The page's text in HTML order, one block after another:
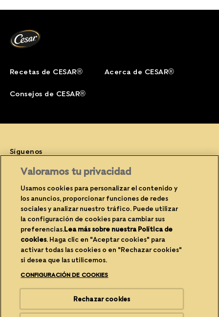
Recetas de CESAR® Acerca de CESAR®
Consejos de CESAR®
Síguenos
Privacidad(opens in new window) Cookies(opens in new window)
Avisos legales(opens in new window)Contacte con nosotros
Propietario del sitio Accesibilidad (opens in new window)
Reciclabilidad del envase(opens in new window)
Configuración de cookies
Carreras(opens in new window)
®/TM Cesar. Marca Comercial de Mars España y sus filiales.© 2026
Valoramos tu privacidad
Usamos cookies para personalizar el contenido y
los anuncios, proporcionar funciones de redes
sociales y analizar nuestro tráfico. Puede utilizar
la configuración de cookies para cambiar sus
preferencias.Lea más sobre nuestra Política de
cookies(opens in a new tab)
. Haga clic en "Aceptar cookies" para
activar todas las cookies o en "Rechazar cookies"
si desea que las utilicemos.
CONFIGURACIÓN DE COOKIES
Rechazar cookies